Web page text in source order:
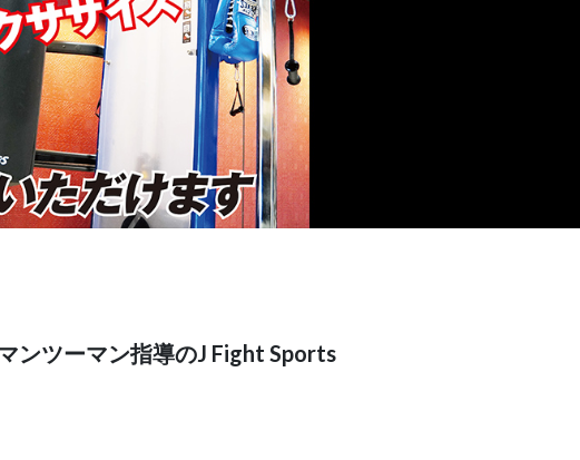
ンツーマン指導のJ Fight Sports